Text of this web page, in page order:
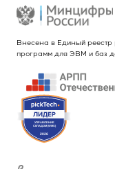
Внесена в Единый реестр
программ для ЭВМ и баз